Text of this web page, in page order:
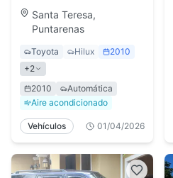
Santa Teresa,
Puntarenas
Toyota Hilux
2010
+2
2010
Automática
Aire acondicionado
Vehículos 01/04/2026